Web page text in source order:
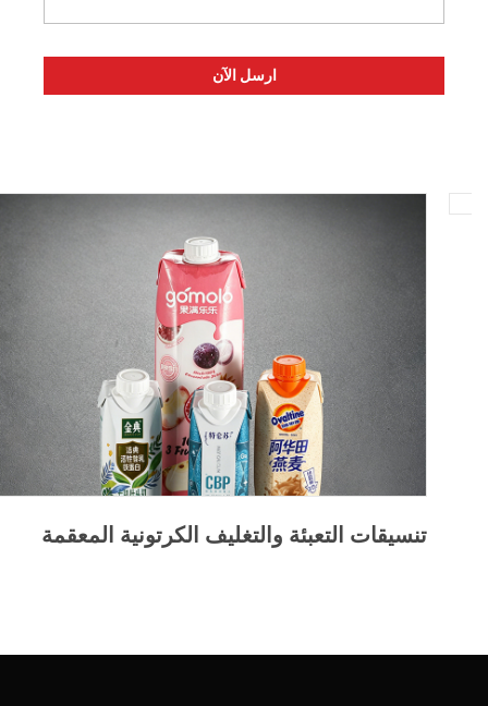
تنسيقات التعبئة والتغليف الكرتونية المعقمة